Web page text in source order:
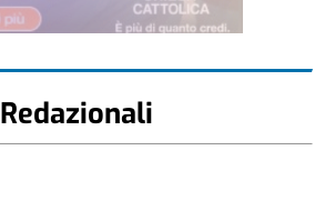
Redazionali